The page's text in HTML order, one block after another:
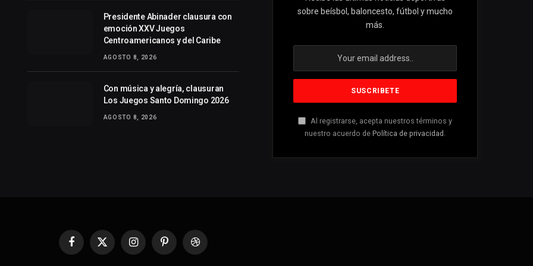
Presidente Abinader clausura con
emoción XXV Juegos
Centroamericanos y del Caribe
AGOSTO 8, 2026
Con música y alegría, clausuran
Los Juegos Santo Domingo 2026
AGOSTO 8, 2026
sobre beísbol, baloncesto, fútbol y mucho
más.
Al registrarse, acepta nuestros términos y
nuestro acuerdo dePolítica de privacidad .
Facebook
X
InstagramPinterestDribbble